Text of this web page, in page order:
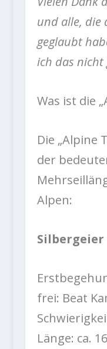
und alle, die
geglaubt
ich das nicht
Was ist die
Die „Alpine
der
Alpen:
Silbergeier
frei: Beat
Länge: ca.